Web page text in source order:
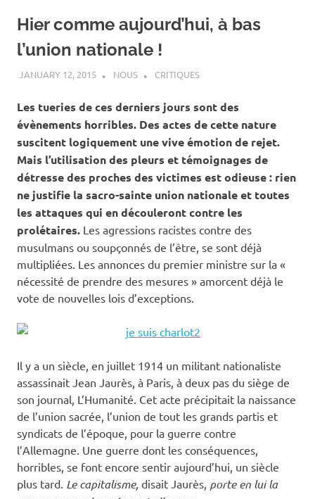
Hier comme aujourd’hui, à bas
l’union nationale !
JANUARY 12, 2015 NOUS CRITIQUES
Les tueries de ces derniers jours sont des
évènements horribles. Des actes de cette nature
suscitent logiquement une vive émotion de rejet.
Mais l’utilisation des pleurs et témoignages de
détresse des proches des victimes est odieuse : rien
ne justifie la sacro-sainte union nationale et toutes
les attaques qui en découleront contre les
prolétaires. Les agressions racistes contre des
musulmans ou soupçonnés de l’être, se sont déjà
multipliées. Les annonces du premier ministre sur la «
nécessité de prendre des mesures » amorcent déjà le
vote de nouvelles lois d’exceptions.
Il y a un siècle, en juillet 1914 un militant nationaliste
assassinait Jean Jaurès, à Paris, à deux pas du siège de
son journal, L’Humanité. Cet acte précipitait la naissance
de l’union sacrée, l’union de tout les grands partis et
syndicats de l’époque, pour la guerre contre
l’Allemagne. Une guerre dont les conséquences,
horribles, se font encore sentir aujourd’hui, un siècle
plus tard. Le capitalisme, disait Jaurès, porte en lui la